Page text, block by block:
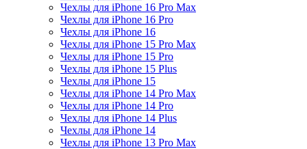
Чехлы для iPhone 16 Pro Max
Чехлы для iPhone 16 Pro
Чехлы для iPhone 16
Чехлы для iPhone 15 Pro Max
Чехлы для iPhone 15 Pro
Чехлы для iPhone 15 Plus
Чехлы для iPhone 15
Чехлы для iPhone 14 Pro Max
Чехлы для iPhone 14 Pro
Чехлы для iPhone 14 Plus
Чехлы для iPhone 14
Чехлы для iPhone 13 Pro Max